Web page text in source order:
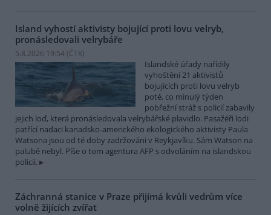
Island vyhostí aktivisty bojující proti lovu velryb,
pronásledovali velrybáře
5.8.2026 19:54 (ČTK)
Islandské úřady nařídily
vyhoštění 21 aktivistů
bojujících proti lovu velryb
poté, co minulý týden
pobřežní stráž s policií zabavily
jejich loď, která pronásledovala velrybářské plavidlo. Pasažéři lodi
patřící nadaci kanadsko-amerického ekologického aktivisty Paula
Watsona jsou od té doby zadržováni v Reykjavíku. Sám Watson na
palubě nebyl. Píše o tom agentura AFP s odvoláním na islandskou
policii.
Záchranná stanice v Praze přijímá kvůli vedrům více
volně žijících zvířat